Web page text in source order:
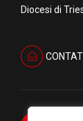
Diocesi di